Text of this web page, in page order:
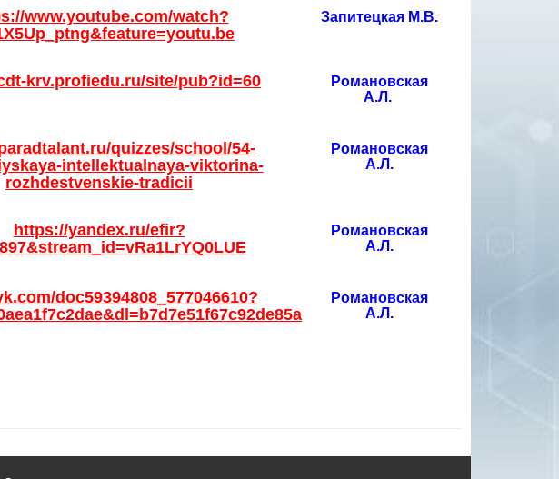
www.youtube.com/watch?
Запитецкая М.В.
krv.profiedu.ru/site/pub?id=60
Романовская
А.Л.
quizzes/school/54-
intellektualnaya-viktorina-
rozhdestvenskie-tradicii
Романовская
А.Л.
https://yandex.ru/efir?
Романовская
А.Л.
doc59394808_577046610?
Романовская
А.Л.